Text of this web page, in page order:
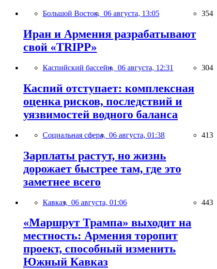
Большой Восток, 06 августа, 13:05 354
Иран и Армения разрабатывают
свой «TRIPP»
Каспийский бассейн, 06 августа, 12:31 304
Каспий отступает: комплексная
оценка рисков, последствий и
уязвимостей водного баланса
Социальная сфера, 06 августа, 01:38 413
Зарплаты растут, но жизнь
дорожает быстрее там, где это
заметнее всего
Кавказ, 06 августа, 01:06 443
«Маршрут Трампа» выходит на
местность: Армения торопит
проект, способный изменить
Южный Кавказ